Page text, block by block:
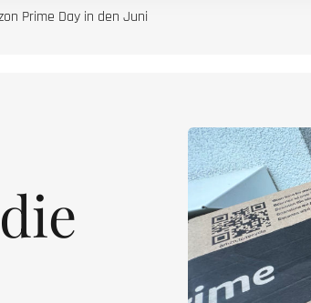
Prime Day in den Juni